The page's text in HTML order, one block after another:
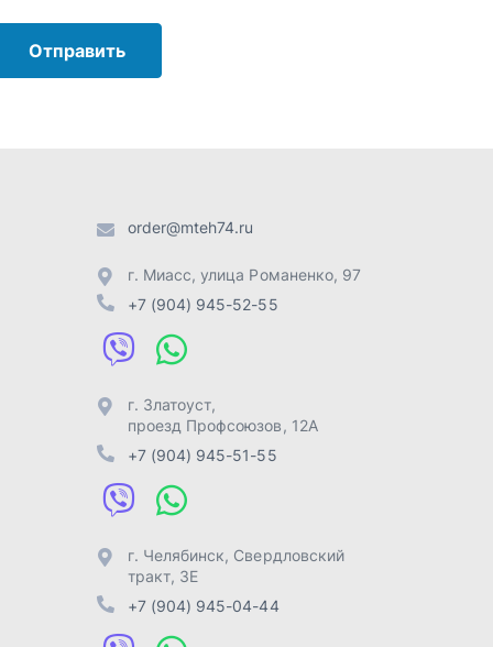
+7 (904) 945-52-55
г. Челябинск,Свердловский
тракт, 3Е
Отправить заявку
Разработка -